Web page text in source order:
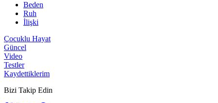
Beden
Ruh
İlişki
Çocuklu Hayat
Güncel
Video
Testler
Kaydettiklerim
Bizi Takip Edin